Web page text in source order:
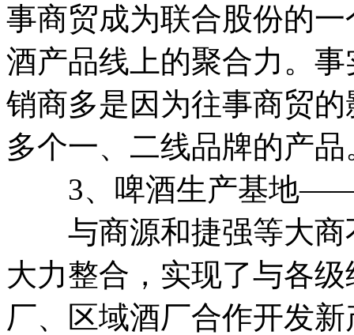
事商贸成为联合股份的
酒产品线上的聚合力。
销商多是因为往事商贸
多个一、二线品牌的产
3、啤酒生产基地——
与商源和捷强等大商
大力整合，实现了与各
厂、区域酒厂合作开发